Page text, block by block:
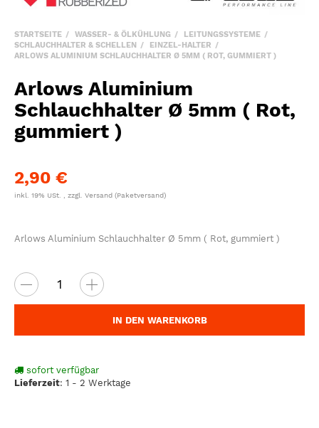
STARTSEITE WASSER- & ÖLKÜHLUNG
LEITUNGSSYSTEME
SCHLAUCHHALTER & SCHELLEN
EINZEL-HALTER
ARLOWS ALUMINIUM SCHLAUCHHALTER Ø 5MM ( ROT, GUMMIERT )
Arlows Aluminium
Schlauchhalter Ø 5mm ( Rot,
gummiert )
2,90 €
inkl. 19% USt. , zzgl. Versand (Paketversand)
Arlows Aluminium Schlauchhalter Ø 5mm ( Rot, gummiert )
IN DEN WARENKORB
sofort verfügbar
Lieferzeit: 1 - 2 Werktage